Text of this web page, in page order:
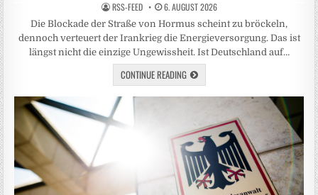
RSS-FEED 6. AUGUST 2026
Die Blockade der Straße von Hormus scheint zu bröckeln,
dennoch verteuert der Irankrieg die Energieversorgung. Das ist
längst nicht die einzige Ungewissheit. Ist Deutschland auf…
CONTINUE READING